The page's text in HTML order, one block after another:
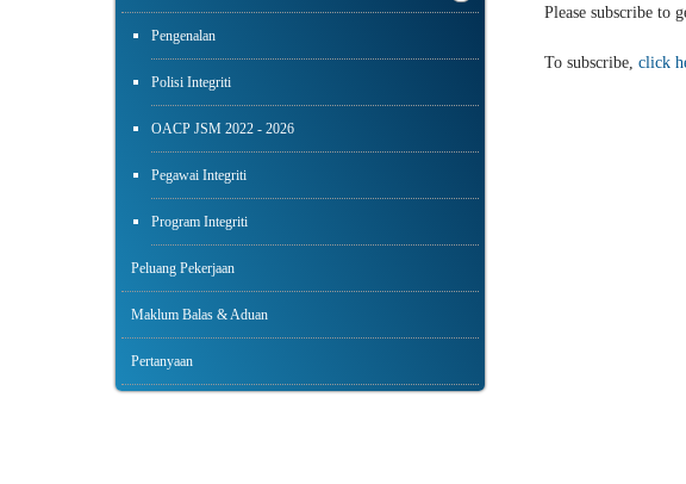
Pengenalan
Polisi Integriti
OACP JSM 2022 - 2026
Pegawai Integriti
Program Integriti
Peluang Pekerjaan
Maklum Balas & Aduan
Pertanyaan
Please subscribe to
To subscribe, click